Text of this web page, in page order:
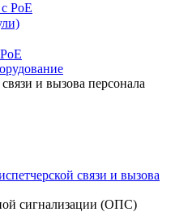
РоЕ
и вызова персонала
связи и вызова
сигнализации (ОПС)